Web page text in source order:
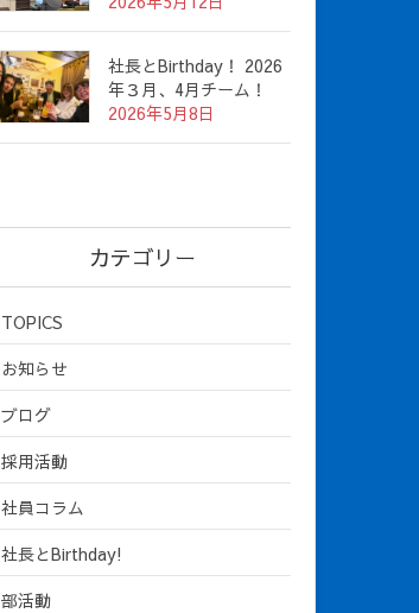
社長とBirthday！ 2026
年３月、4月チーム！
2026年5月8日
カテゴリー
TOPICS
お知らせ
ブログ
採用活動
社員コラム
社長とBirthday!
部活動